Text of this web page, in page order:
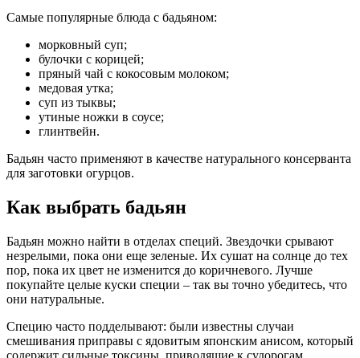
Самые популярные блюда с бадьяном:
морковный суп;
булочки с корицей;
пряный чай с кокосовым молоком;
медовая утка;
суп из тыквы;
утиные ножки в соусе;
глинтвейн.
Бадьян часто применяют в качестве натурального консерванта
для заготовки огурцов.
Как выбрать бадьян
Бадьян можно найти в отделах специй. Звездочки срывают
незрелыми, пока они еще зеленые. Их сушат на солнце до тех
пор, пока их цвет не изменится до коричневого. Лучше
покупайте целые куски специи – так вы точно убедитесь, что
они натуральные.
Специю часто подделывают: были известны случаи
смешивания приправы с ядовитым японским анисом, который
содержит сильные токсины, приводящие к судорогам,